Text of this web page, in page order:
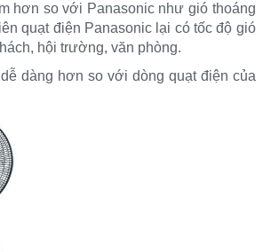
hơn so với Panasonic như gió thoáng
quạt điện Panasonic lại có tốc độ gió
hội trường, văn phòng.
dàng hơn so với dòng quạt điện của